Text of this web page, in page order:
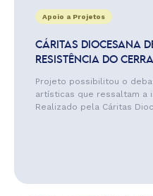
Apoio a Projetos
CÁRITAS DIOCESANA
RESISTÊNCIA DO
Projeto possibilitou o
artísticas que ressaltam a
Realizado pela Cáritas